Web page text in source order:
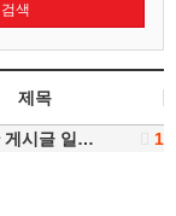
검색
제목
1
게시글 일…